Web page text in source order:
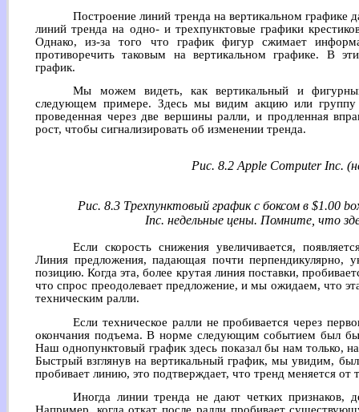
Построение линий тренда на вертикальном графике
линий тренда на одно- и трехпунктовые графики
Однако, из-за того что график фигур сжимает
противоречить таковым на вертикальном графике. В
график.
Мы можем видеть, как вертикальный и
следующем примере. Здесь мы видим акцию или группу
проведенная через две вершины ралли, и продленная
рост, чтобы сигнализировать об изменении тренда.
Рис. 8.2 Apple Computer Inc.
Рис. 8.3 Трехпунктовый график с боксом в $1.00
Inc. недельные цены. Помните, что
Если скорость снижения увеличивается,
Линия предложения, падающая почти перпендикулярно,
позицию. Когда эта, более крутая линия поставки,
что спрос преодолевает предложение, и мы ожидаем, что
техническим ралли.
Если техническое ралли не пробивается через
окончания подъема. В норме следующим событием был
Наш однопунктовый график здесь показал бы нам только,
Быстрый взглянув на вертикальный график, мы увидим,
пробивает линию, это подтверждает, что тренд меняется от
Иногда линии тренда не дают четких признаков,